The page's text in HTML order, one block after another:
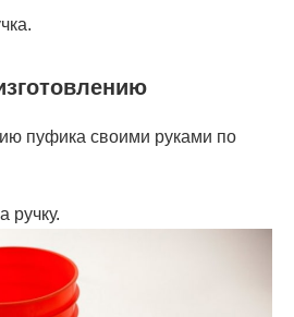
пуфика своими руками по
ручку.